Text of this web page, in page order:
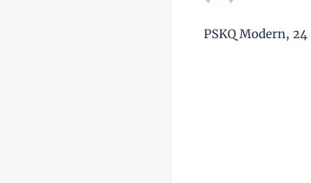
PSKQ Modern,